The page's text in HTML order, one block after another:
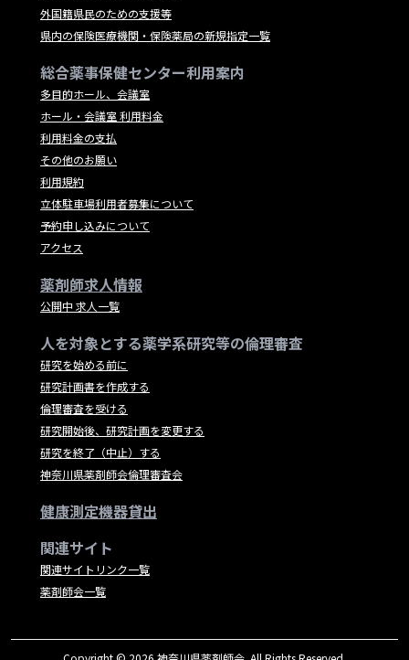
外国籍県民のための支援等
県内の保険医療機関・保険薬局の新規指定一覧
総合薬事保健センター利用案内
多目的ホール、会議室
ホール・会議室 利用料金
利用料金の支払
その他のお願い
利用規約
立体駐車場利用者募集について
予約申し込みについて
アクセス
薬剤師求人情報
公開中 求人一覧
人を対象とする薬学系研究等の倫理審査
研究を始める前に
研究計画書を作成する
倫理審査を受ける
研究開始後、研究計画を変更する
研究を終了（中止）する
神奈川県薬剤師会倫理審査会
健康測定機器貸出
関連サイト
関連サイトリンク一覧
薬剤師会一覧